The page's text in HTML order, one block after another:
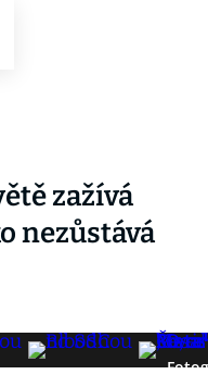
zažívá
nezůstává